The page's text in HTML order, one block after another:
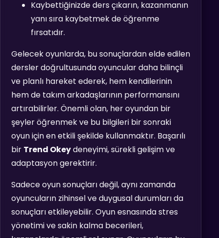
Kaybettiğinizde ders çıkarın, kazanmanın
yanı sıra kaybetmek de öğrenme
fırsatıdır.
Gelecek oyunlarda, bu sonuçlardan elde edilen
dersler doğrultusunda oyuncular daha bilinçli
ve planlı hareket ederek, hem kendilerinin
hem de takım arkadaşlarının performansını
artırabilirler. Önemli olan, her oyundan bir
şeyler öğrenmek ve bu bilgileri bir sonraki
oyun için en etkili şekilde kullanmaktır. Başarılı
bir Trend Okeydeneyimi, sürekli gelişim ve
adaptasyon gerektirir.
Sadece oyun sonuçları değil, aynı zamanda
oyuncuların zihinsel ve duygusal durumları da
sonuçları etkileyebilir. Oyun esnasında stres
yönetimi ve sakin kalma becerileri,